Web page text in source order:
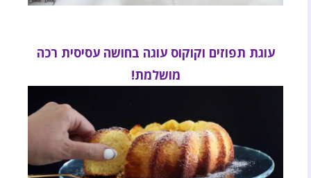
עוגת תפוזים וקוקוס עוגה בחושה עסיסית רכה
מושלמת!